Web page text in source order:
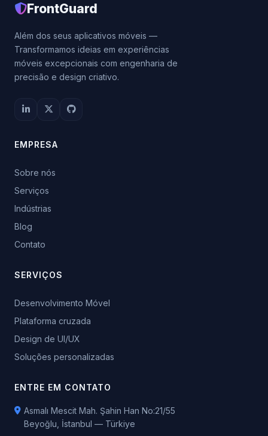
FrontGuard
Além dos seus aplicativos móveis —
Transformamos ideias em experiências
móveis excepcionais com engenharia de
precisão e design criativo.
EMPRESA
Sobre nós
Serviços
Indústrias
Blog
Contato
SERVIÇOS
Desenvolvimento Móvel
Plataforma cruzada
Design de UI/UX
Soluções personalizadas
ENTRE EM CONTATO
Asmalı Mescit Mah. Şahin Han No:21/55
Beyoğlu, İstanbul — Türkiye